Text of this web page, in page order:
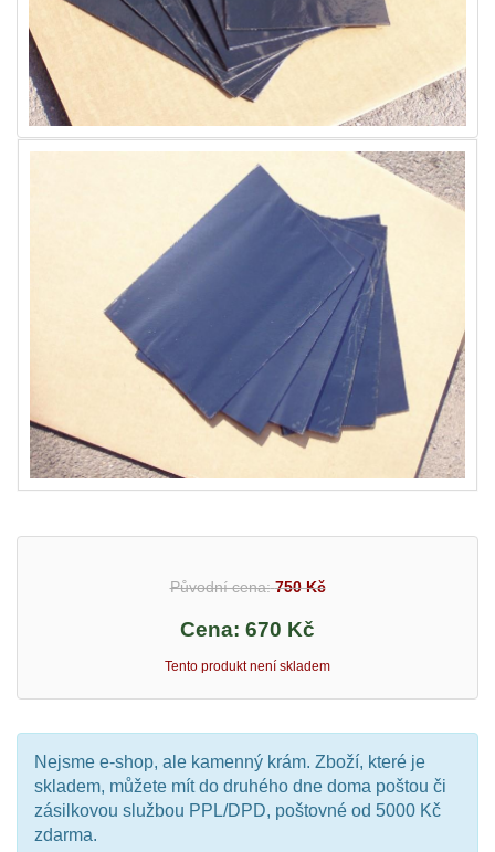
Původní cena: 750 Kč
Cena: 670 Kč
Tento produkt není skladem
Nejsme e-shop, ale kamenný krám. Zboží, které je
skladem, můžete mít do druhého dne doma poštou či
zásilkovou službou PPL/DPD, poštovné od 5000 Kč
zdarma.